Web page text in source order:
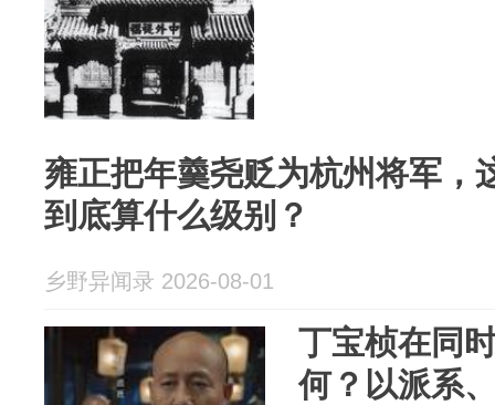
雍正把年羹尧贬为杭州将军，
到底算什么级别？
乡野异闻录 2026-08-01
丁宝桢在同
何？以派系